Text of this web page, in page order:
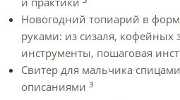
Новогодний топиарий в
руками: из сизаля, кофейных
инструменты, пошаговая
Cвитер для мальчика
описаниями 3